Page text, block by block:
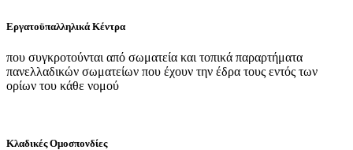
Εργατοϋπαλληλικά Κέντρα
που συγκροτούνται από σωματεία και τοπικά παραρτήματα
πανελλαδικών σωματείων που έχουν την έδρα τους εντός των
ορίων του κάθε νομού
Κλαδικές Ομοσπονδίες